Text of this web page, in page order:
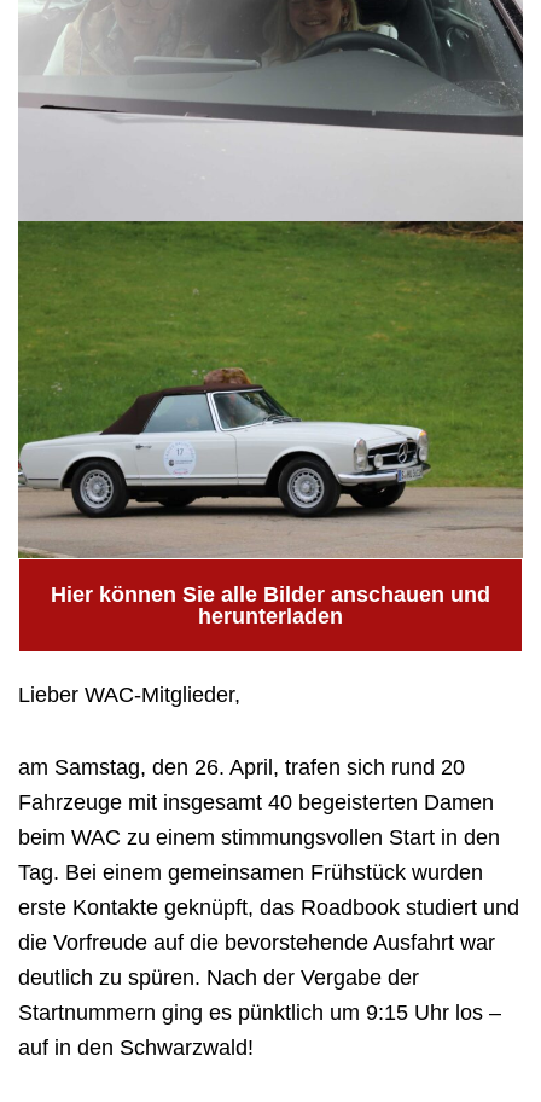
Hier können Sie alle Bilder anschauen und
herunterladen
Lieber WAC-Mitglieder,
am Samstag, den 26. April, trafen sich rund 20
Fahrzeuge mit insgesamt 40 begeisterten Damen
beim WAC zu einem stimmungsvollen Start in den
Tag. Bei einem gemeinsamen Frühstück wurden
erste Kontakte geknüpft, das Roadbook studiert und
die Vorfreude auf die bevorstehende Ausfahrt war
deutlich zu spüren. Nach der Vergabe der
Startnummern ging es pünktlich um 9:15 Uhr los –
auf in den Schwarzwald!